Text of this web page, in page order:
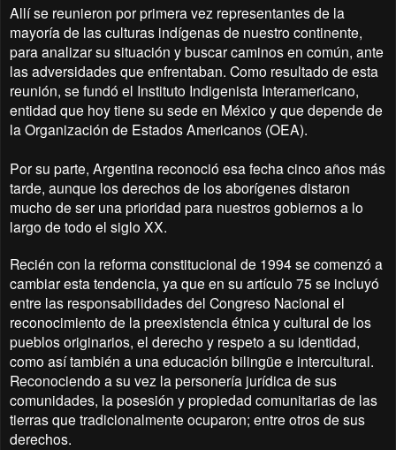
Allí se reunieron por primera vez representantes de la
mayoría de las culturas indígenas de nuestro continente,
para analizar su situación y buscar caminos en común, ante
las adversidades que enfrentaban. Como resultado de esta
reunión, se fundó el Instituto Indigenista Interamericano,
entidad que hoy tiene su sede en México y que depende de
la Organización de Estados Americanos (OEA).
Por su parte, Argentina reconoció esa fecha cinco años más
tarde, aunque los derechos de los aborígenes distaron
mucho de ser una prioridad para nuestros gobiernos a lo
largo de todo el siglo XX.
Recién con la reforma constitucional de 1994 se comenzó a
cambiar esta tendencia, ya que en su artículo 75 se incluyó
entre las responsabilidades del Congreso Nacional el
reconocimiento de la preexistencia étnica y cultural de los
pueblos originarios, el derecho y respeto a su identidad,
como así también a una educación bilingüe e intercultural.
Reconociendo a su vez la personería jurídica de sus
comunidades, la posesión y propiedad comunitarias de las
tierras que tradicionalmente ocuparon; entre otros de sus
derechos.